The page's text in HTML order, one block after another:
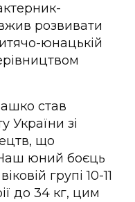
розвивати
юнацькій
став
України зі
що
юний боєць
групі 10-11
до 34 кг, цим